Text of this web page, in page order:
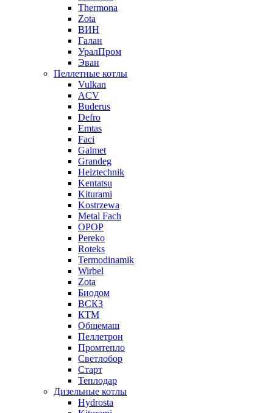
Thermona
Zota
ВИН
Галан
УралПром
Эван
Пеллетные котлы
Vulkan
ACV
Buderus
Defro
Emtas
Faci
Galmet
Grandeg
Heiztechnik
Kentatsu
Kiturami
Kostrzewa
Metal Fach
OPOP
Pereko
Roteks
Termodinamik
Wirbel
Zota
Биодом
ВСКЗ
КТМ
Общемаш
Пеллетрон
Промтепло
Светлобор
Старт
Теплодар
Дизельные котлы
Hydrosta